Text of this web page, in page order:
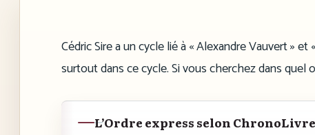
Cédric Sire a un cycle lié à « Alexandre Vauvert »
surtout dans ce cycle. Si vous cherchez dans quel
L’Ordre express selon ChronoLivre